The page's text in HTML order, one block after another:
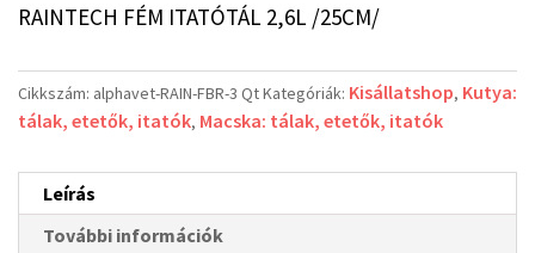
RAINTECH FÉM ITATÓTÁL 2,6L /25CM/
Cikkszám: alphavet-RAIN-FBR-3 QtKategóriák: Kisállatshop, Kutya:
tálak, etetők, itatók, Macska: tálak, etetők, itatók
Leírás
További információk